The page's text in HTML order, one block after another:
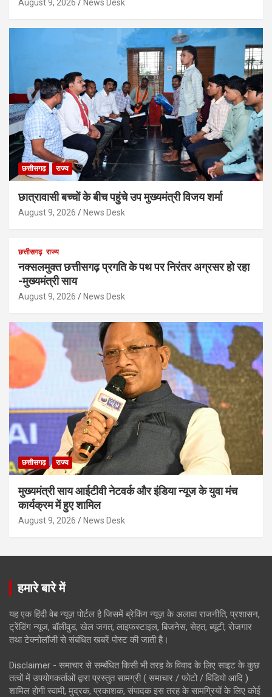
August 9, 2026 News Desk
छत्तीसगढ़ राज्य
छात्रावासी बच्चों के बीच पहुंचे उप मुख्यमंत्री विजय शर्मा
August 9, 2026 News Desk
छत्तीसगढ़ राज्य
नक्सलमुक्त छत्तीसगढ़ प्रगति के पथ पर निरंतर अग्रसर हो रहा
-मुख्यमंत्री साय
August 9, 2026 News Desk
छत्तीसगढ़ राज्य
मुख्यमंत्री साय आईटीवी नेटवर्क और इंडिया न्यूज के युवा मंच
कार्यक्रम में हुए शामिल
August 9, 2026 News Desk
हमारे बारे में
यह एक हिंदी वेब न्यूज़ पोर्टल है जिसमें ब्रेकिंग न्यूज़ के अलावा राजनीति, प्रशासन,
ट्रेंडिंग न्यूज, बॉलीवुड, खेल जगत, लाइफस्टाइल, बिजनेस, सेहत, ब्यूटी, रोजगार
तथा टेक्नोलॉजी से संबंधित खबरें पोस्ट की जाती है।
Disclaimer - समाचार से सम्बंधित किसी भी तरह के विवाद के लिए साइट के कुछ
तत्वों में उपयोगकर्ताओं द्वारा प्रस्तुत सामग्री ( समाचार / फोटो / विडियो आदि )
शामिल होगी स्वामी, मुद्रक, प्रकाशक, संपादक इस तरह के सामग्रियों के लिए कोई